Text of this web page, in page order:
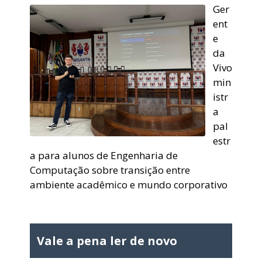
Ger
ent
e
da
Vivo
min
istr
a
pal
estr
a para alunos de Engenharia de
Computação sobre transição entre
ambiente acadêmico e mundo corporativo
Vale a pena ler de novo